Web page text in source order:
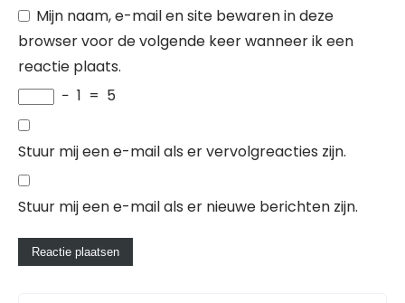
Mijn naam, e-mail en site bewaren in deze
browser voor de volgende keer wanneer ik een
reactie plaats.
− 1 = 5
Stuur mij een e-mail als er vervolgreacties zijn.
Stuur mij een e-mail als er nieuwe berichten zijn.